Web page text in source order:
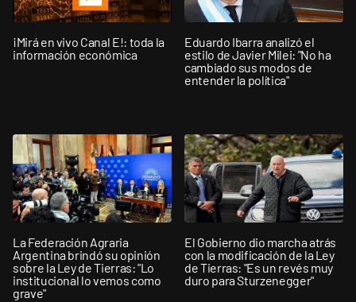
¡Mirá en vivo Canal E!: toda la
información económica
Eduardo Ibarra analizó el
estilo de Javier Milei: "No ha
cambiado sus modos de
entender la política"
La Federación Agraria
Argentina brindó su opinión
sobre la Ley de Tierras: "Lo
institucional lo vemos como
grave"
El Gobierno dio marcha atrás
con la modificación de la Ley
de Tierras: "Es un revés muy
duro para Sturzenegger"